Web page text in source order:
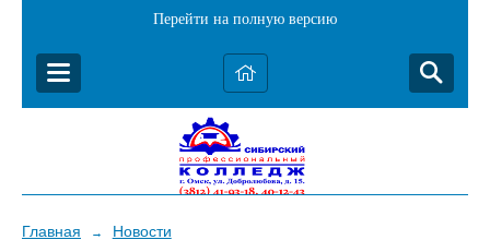
Перейти на полную версию
Главная → Новости